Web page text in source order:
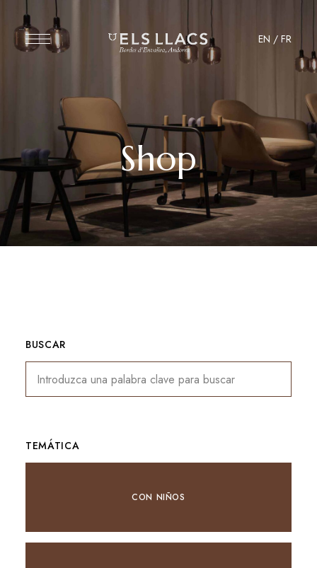
EN /FR
Shop
BUSCAR
TEMÁTICA
CON NIÑOS